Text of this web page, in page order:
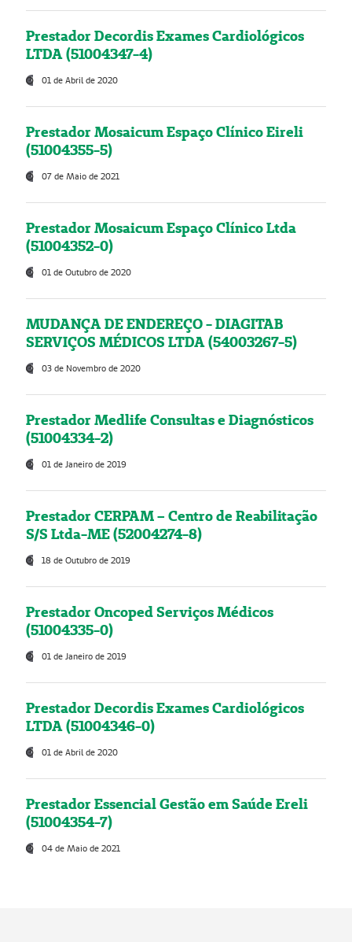
Prestador Decordis Exames Cardiológicos
LTDA (51004347-4)
01 de Abril de 2020
Prestador Mosaicum Espaço Clínico Eireli
(51004355-5)
07 de Maio de 2021
Prestador Mosaicum Espaço Clínico Ltda
(51004352-0)
01 de Outubro de 2020
MUDANÇA DE ENDEREÇO - DIAGITAB
SERVIÇOS MÉDICOS LTDA (54003267-5)
03 de Novembro de 2020
Prestador Medlife Consultas e Diagnósticos
(51004334-2)
01 de Janeiro de 2019
Prestador CERPAM – Centro de Reabilitação
S/S Ltda-ME (52004274-8)
18 de Outubro de 2019
Prestador Oncoped Serviços Médicos
(51004335-0)
01 de Janeiro de 2019
Prestador Decordis Exames Cardiológicos
LTDA (51004346-0)
01 de Abril de 2020
Prestador Essencial Gestão em Saúde Ereli
(51004354-7)
04 de Maio de 2021